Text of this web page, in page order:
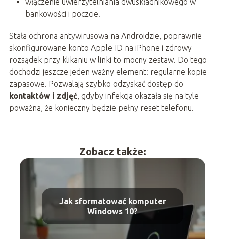
bankowości i poczcie.
Stała ochrona antywirusowa na Androidzie, poprawnie
skonfigurowane konto Apple ID na iPhone i zdrowy
rozsądek przy klikaniu w linki to mocny zestaw. Do tego
dochodzi jeszcze jeden ważny element: regularne kopie
zapasowe. Pozwalają szybko odzyskać dostęp do
kontaktów i zdjęć, gdyby infekcja okazała się na tyle
poważna, że konieczny będzie pełny reset telefonu.
Zobacz także:
Jak sformatować komputer
Windows 10?